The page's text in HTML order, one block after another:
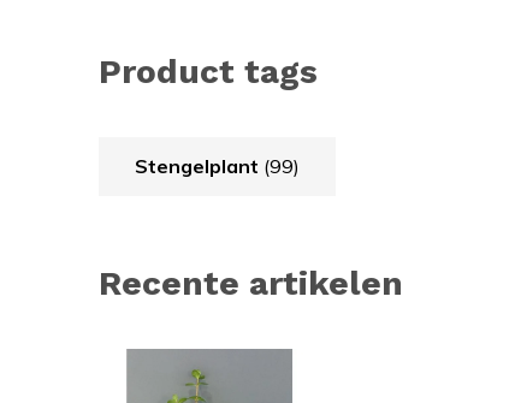
Product tags
Stengelplant (99)
Recente artikelen